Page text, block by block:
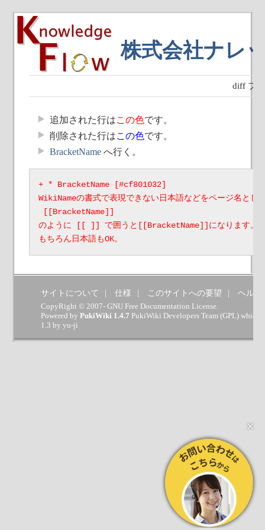
株式会社ナレ
diff プ
追加された行はこの色です。
削除された行はこの色です。
BracketName へ行く。
* BracketName [#cf801032]
WikiNameの書式で表現できない日本語などをページ名とし
[[BracketName]]
のように [[ ]] で囲うと[[BracketName]]になります。
もちろん日本語もOK。
サイトについて 仕様 このサイトへの要望 ヘルプ
CopyRight © 2007- GNU Free Documentation License.
Powered by PukiWiki 1.4.7 PukiWiki Developers Team (GPL) which
1.3 by yu-ji
×